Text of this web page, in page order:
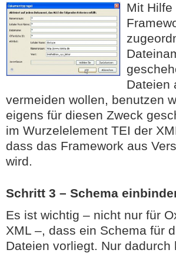
Mit Hilfe
Dateien
vermeiden wollen, benutzen
eigens für diesen Zweck
im Wurzelelement TEI der
dass das Framework aus
wird.
Schritt 3 – Schema
Es ist wichtig – nicht nur für
XML –, dass ein Schema für
Dateien vorliegt. Nur dadurch